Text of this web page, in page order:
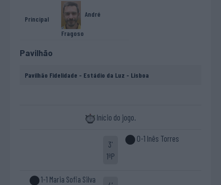
Principal
André
Fragoso
Pavilhão
Pavilhão Fidelidade - Estádio da Luz - Lisboa
Início do jogo.
3'
1ªP
0-1 Inês Torres
1-1 Maria Sofia Silva